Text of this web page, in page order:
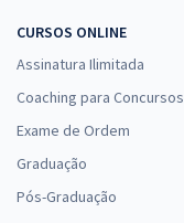
CURSOS ONLINE
Assinatura Ilimitada
Coaching para Concursos
Exame de Ordem
Graduação
Pós-Graduação